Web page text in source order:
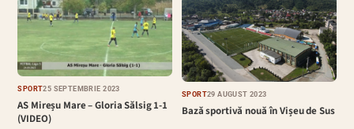
SPORT25 SEPTEMBRIE 2023
AS Mireșu Mare – Gloria Sălsig 1-1
(VIDEO)
SPORT29 AUGUST 2023
Bază sportivă nouă în Vișeu de Sus